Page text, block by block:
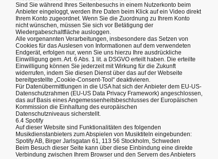
Sind Sie während Ihres Seitenbesuchs in einem Nutzerkonto beim
Anbieter eingeloggt, werden Ihre Daten beim Klick auf ein Video direkt
Ihrem Konto zugeordnet. Wenn Sie die Zuordnung zu Ihrem Konto
nicht wünschen, müssen Sie sich vor Betätigung der
Wiedergabeschaltfläche ausloggen.
Alle vorgenannten Verarbeitungen, insbesondere das Setzen von
Cookies für das Auslesen von Informationen auf dem verwendeten
Endgerät, erfolgen nur, wenn Sie uns hierzu Ihre ausdrückliche
Einwilligung gem. Art. 6 Abs. 1 lit. a DSGVO erteilt haben. Die erteilte
Einwilligung können Sie jederzeit mit Wirkung für die Zukunft
widerrufen, indem Sie diesen Dienst über das auf der Webseite
bereitgestellte „Cookie-Consent-Tool“ deaktivieren.
Für Datenübermittlungen in die USA hat sich der Anbieter dem EU-US-
Datenschutzrahmen (EU-US Data Privacy Framework) angeschlossen,
das auf Basis eines Angemessenheitsbeschlusses der Europäischen
Kommission die Einhaltung des europäischen
Datenschutzniveaus sicherstellt.
6.4 Spotify
Auf dieser Website sind Funktionalitäten des folgenden
Musikdienstanbieters zum Abspielen von Musiktiteln eingebunden:
Spotify AB, Birger Jarlsgatan 61, 113 56 Stockholm, Schweden
Beim Besuch dieser Seite kann über diese Einbindung eine direkte
Verbindung zwischen Ihrem Browser und den Servern des Anbieters